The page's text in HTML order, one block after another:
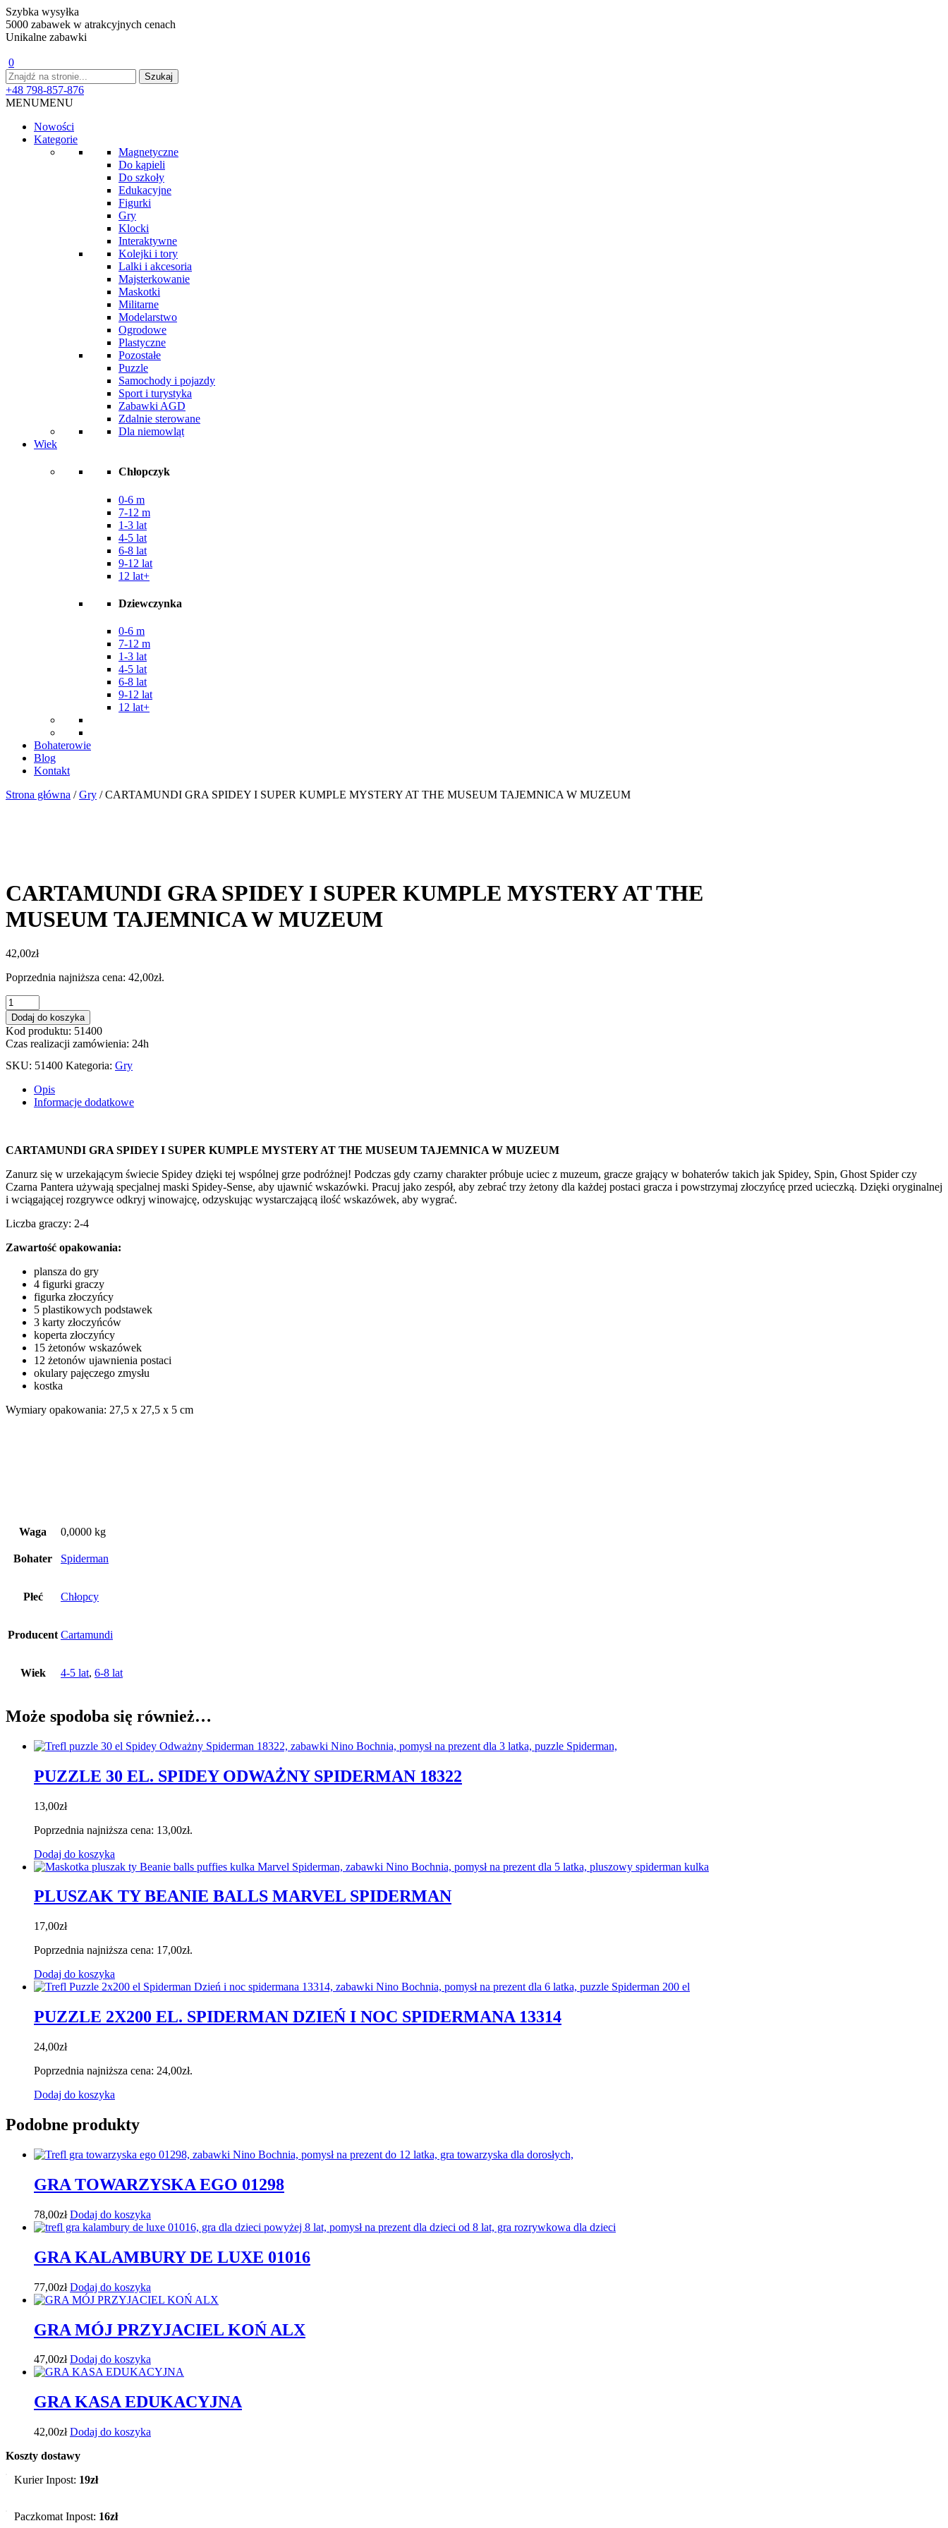
Szybka wysyłka
5000 zabawek w atrakcyjnych cenach
Unikalne zabawki
0
+48 798-857-876
MENUMENU
Nowości
Kategorie
Magnetyczne
Do kąpieli
Do szkoły
Edukacyjne
Figurki
Gry
Klocki
Interaktywne
Kolejki i tory
Lalki i akcesoria
Majsterkowanie
Maskotki
Militarne
Modelarstwo
Ogrodowe
Plastyczne
Pozostałe
Puzzle
Samochody i pojazdy
Sport i turystyka
Zabawki AGD
Zdalnie sterowane
Dla niemowląt
Wiek
Chłopczyk
0-6 m
7-12 m
1-3 lat
4-5 lat
6-8 lat
9-12 lat
12 lat+
Dziewczynka
0-6 m
7-12 m
1-3 lat
4-5 lat
6-8 lat
9-12 lat
12 lat+
Bohaterowie
Blog
Kontakt
Strona główna /Gry / CARTAMUNDI GRA SPIDEY I SUPER KUMPLE MYSTERY AT THE MUSEUM TAJEMNICA W MUZEUM
CARTAMUNDI GRA SPIDEY I SUPER KUMPLE MYSTERY AT THE
MUSEUM TAJEMNICA W MUZEUM
42,00zł
Poprzednia najniższa cena: 42,00zł.
ilość
CARTAMUNDI
GRA
SPIDEY
I
SUPER
MYSTERY
MUZEUM
Dodaj do koszyka
Kod produktu: 51400
Czas realizacji zamówienia: 24h
SKU: 51400 Kategoria: Gry
Opis
Informacje dodatkowe
CARTAMUNDI GRA SPIDEY I SUPER KUMPLE MYSTERY AT THE MUSEUM TAJEMNICA W MUZEUM
Zanurz się w urzekającym świecie Spidey dzięki tej wspólnej grze podróżnej! Podczas gdy czarny charakter próbuje uciec z muzeum, gracze grający w bohaterów takich jak Spidey, Spin, Ghost Spider czy
Czarna Pantera używają specjalnej maski Spidey-Sense, aby ujawnić wskazówki. Pracuj jako zespół, aby zebrać trzy żetony dla każdej postaci gracza i powstrzymaj złoczyńcę przed ucieczką. Dzięki oryginalnej
i wciągającej rozgrywce odkryj winowajcę, odzyskując wystarczającą ilość wskazówek, aby wygrać.
Liczba graczy: 2-4
Zawartość opakowania:
plansza do gry
4 figurki graczy
figurka złoczyńcy
5 plastikowych podstawek
3 karty złoczyńców
koperta złoczyńcy
15 żetonów wskazówek
12 żetonów ujawnienia postaci
okulary pajęczego zmysłu
kostka
Wymiary opakowania: 27,5 x 27,5 x 5 cm
Waga 0,0000 kg
Bohater Spiderman
Płeć Chłopcy
Producent Cartamundi
Wiek 4-5 lat, 6-8 lat
Może spodoba się również…
PUZZLE 30 EL. SPIDEY ODWAŻNY SPIDERMAN 18322
13,00zł
Poprzednia najniższa cena: 13,00zł.
Dodaj do koszyka
PLUSZAK TY BEANIE BALLS MARVEL SPIDERMAN
17,00zł
Poprzednia najniższa cena: 17,00zł.
Dodaj do koszyka
PUZZLE 2X200 EL. SPIDERMAN DZIEŃ I NOC SPIDERMANA 13314
24,00zł
Poprzednia najniższa cena: 24,00zł.
Dodaj do koszyka
Podobne produkty
GRA TOWARZYSKA EGO 01298
78,00zł Dodaj do koszyka
GRA KALAMBURY DE LUXE 01016
77,00zł Dodaj do koszyka
GRA MÓJ PRZYJACIEL KOŃ ALX
47,00zł Dodaj do koszyka
GRA KASA EDUKACYJNA
42,00zł Dodaj do koszyka
Koszty dostawy
Kurier Inpost: 19zł
Paczkomat Inpost: 16zł